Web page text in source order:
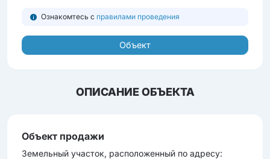
Ознакомтесь с правилами проведения
Объект
ОПИСАНИЕ ОБЪЕКТА
Объект продажи
Земельный участок, расположенный по адресу: